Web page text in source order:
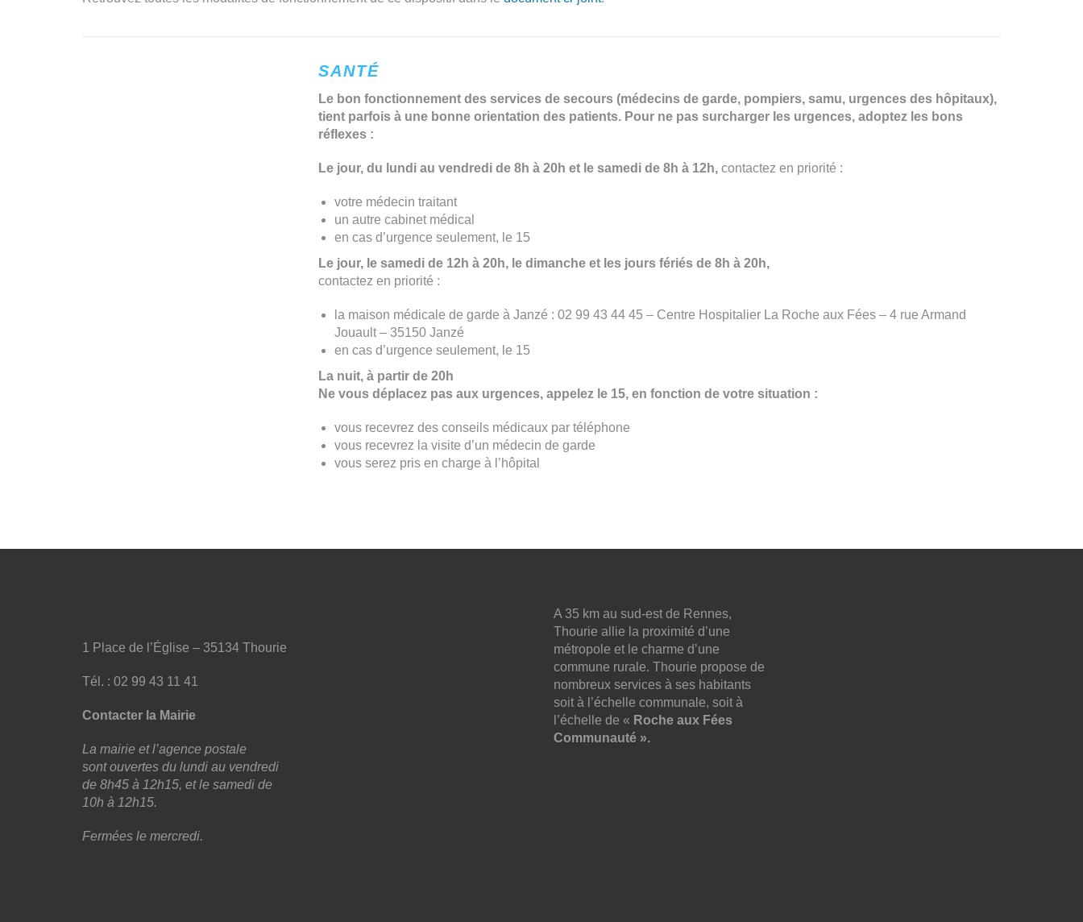
SANTÉ
Le bon fonctionnement des services de secours (médecins de garde, pompiers, samu, urgences des hôpitaux),
tient parfois à une bonne orientation des patients. Pour ne pas surcharger les urgences, adoptez les bons
réflexes :
Le jour, du lundi au vendredi de 8h à 20h et le samedi de 8h à 12h,contactez en priorité :
votre médecin traitant
un autre cabinet médical
en cas d’urgence seulement, le 15
Le jour, le samedi de 12h à 20h, le dimanche et les jours fériés de 8h à 20h,
contactez en priorité :
la maison médicale de garde à Janzé : 02 99 43 44 45 – Centre Hospitalier La Roche aux Fées – 4 rue Armand
Jouault – 35150 Janzé
en cas d’urgence seulement, le 15
La nuit, à partir de 20h
Ne vous déplacez pas aux urgences, appelez le 15, en fonction de votre situation :
vous recevrez des conseils médicaux par téléphone
vous recevrez la visite d’un médecin de garde
vous serez pris en charge à l’hôpital
1 Place de l’Église – 35134 Thourie
Tél. : 02 99 43 11 41
Contacter la Mairie
La mairie et l’agence postale
sont ouvertes du lundi au vendredi
de 8h45 à 12h15, et le samedi de
10h à 12h15.
Fermées le mercredi.
A 35 km au sud-est de Rennes,
Thourie allie la proximité d’une
métropole et le charme d’une
commune rurale. Thourie propose de
nombreux services à ses habitants
soit à l’échelle communale, soit à
l’échelle de « Roche aux Fées
Communauté ».